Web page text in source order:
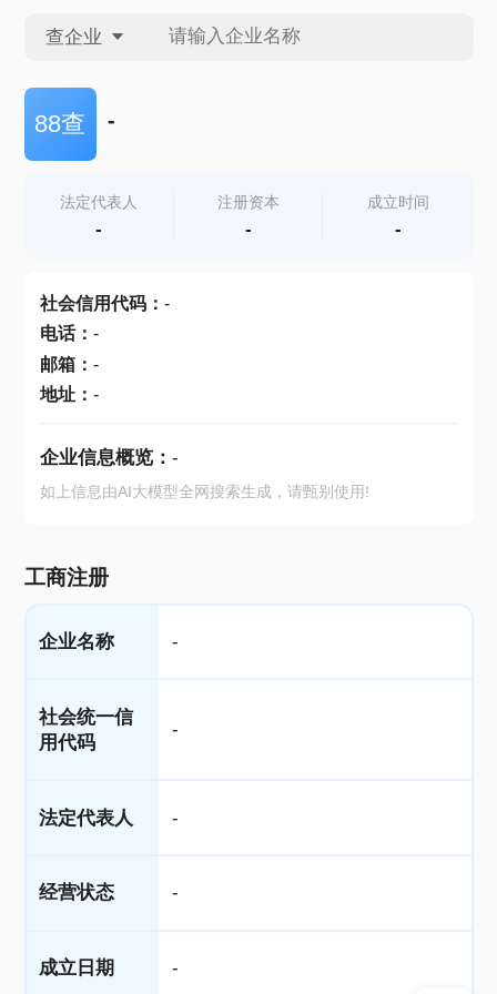
查企业
查企业
查产地
88查 -
法定代表人
-
注册资本
-
成立时间
-
社会信用代码： -
电话： -
邮箱： -
地址： -
企业信息概览： -
如上信息由AI大模型全网搜索生成，请甄别使用!
工商注册
企业名称 -
社会统一信
用代码
-
法定代表人 -
经营状态 -
成立日期 -